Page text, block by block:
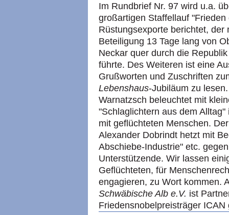
Im Rundbrief Nr. 97 wird u.a.
großartigen Staffellauf "Frieden
Rüstungsexporte berichtet, der
Beteiligung 13 Tage lang von
Neckar quer durch die
führte. Des Weiteren ist eine
Grußworten und Zuschriften
Lebenshaus-Jubiläum zu
Warnatzsch beleuchtet mit
"Schlaglichtern aus dem
mit geflüchteten Menschen.
Alexander Dobrindt hetzt mit
Abschiebe-Industrie" etc.
Unterstützende. Wir lassen
Geflüchteten, für
engagieren, zu Wort kommen.
Schwäbische Alb e.V. ist
Friedensnobelpreisträger